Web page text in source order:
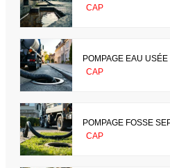
CAP
POMPAGE EAU USÉE
CAP
POMPAGE FOSSE
CAP